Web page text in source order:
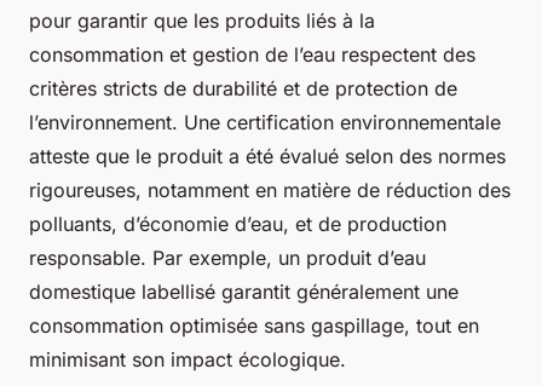
pour garantir que les produits liés à la
consommation et gestion de l’eau respectent des
critères stricts de durabilité et de protection de
l’environnement. Une certification environnementale
atteste que le produit a été évalué selon des normes
rigoureuses, notamment en matière de réduction des
polluants, d’économie d’eau, et de production
responsable. Par exemple, un produit d’eau
domestique labellisé garantit généralement une
consommation optimisée sans gaspillage, tout en
minimisant son impact écologique.